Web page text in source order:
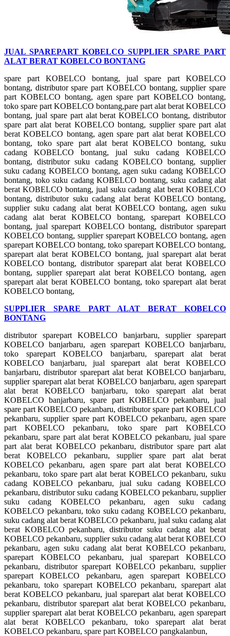
JUAL SPAREPART KOBELCO SUPPLIER SPARE PART
ALAT BERAT KOBELCO BONTANG
spare part KOBELCO bontang, jual spare part KOBELCO
bontang, distributor spare part KOBELCO bontang, supplier spare
part KOBELCO bontang, agen spare part KOBELCO bontang,
toko spare part KOBELCO bontang,pare part alat berat KOBELCO
bontang, jual spare part alat berat KOBELCO bontang, distributor
spare part alat berat KOBELCO bontang, supplier spare part alat
berat KOBELCO bontang, agen spare part alat berat KOBELCO
bontang, toko spare part alat berat KOBELCO bontang, suku
cadang KOBELCO bontang, jual suku cadang KOBELCO
bontang, distributor suku cadang KOBELCO bontang, supplier
suku cadang KOBELCO bontang, agen suku cadang KOBELCO
bontang, toko suku cadang KOBELCO bontang, suku cadang alat
berat KOBELCO bontang, jual suku cadang alat berat KOBELCO
bontang, distributor suku cadang alat berat KOBELCO bontang,
supplier suku cadang alat berat KOBELCO bontang, agen suku
cadang alat berat KOBELCO bontang, sparepart KOBELCO
bontang, jual sparepart KOBELCO bontang, distributor sparepart
KOBELCO bontang, supplier sparepart KOBELCO bontang, agen
sparepart KOBELCO bontang, toko sparepart KOBELCO bontang,
sparepart alat berat KOBELCO bontang, jual sparepart alat berat
KOBELCO bontang, distributor sparepart alat berat KOBELCO
bontang, supplier sparepart alat berat KOBELCO bontang, agen
sparepart alat berat KOBELCO bontang, toko sparepart alat berat
KOBELCO bontang,
SUPPLIER SPARE PART ALAT BERAT KOBELCO
BONTANG
distributor sparepart KOBELCO banjarbaru, supplier sparepart
KOBELCO banjarbaru, agen sparepart KOBELCO banjarbaru,
toko sparepart KOBELCO banjarbaru, sparepart alat berat
KOBELCO banjarbaru, jual sparepart alat berat KOBELCO
banjarbaru, distributor sparepart alat berat KOBELCO banjarbaru,
supplier sparepart alat berat KOBELCO banjarbaru, agen sparepart
alat berat KOBELCO banjarbaru, toko sparepart alat berat
KOBELCO banjarbaru, spare part KOBELCO pekanbaru, jual
spare part KOBELCO pekanbaru, distributor spare part KOBELCO
pekanbaru, supplier spare part KOBELCO pekanbaru, agen spare
part KOBELCO pekanbaru, toko spare part KOBELCO
pekanbaru, spare part alat berat KOBELCO pekanbaru, jual spare
part alat berat KOBELCO pekanbaru, distributor spare part alat
berat KOBELCO pekanbaru, supplier spare part alat berat
KOBELCO pekanbaru, agen spare part alat berat KOBELCO
pekanbaru, toko spare part alat berat KOBELCO pekanbaru, suku
cadang KOBELCO pekanbaru, jual suku cadang KOBELCO
pekanbaru, distributor suku cadang KOBELCO pekanbaru, supplier
suku cadang KOBELCO pekanbaru, agen suku cadang
KOBELCO pekanbaru, toko suku cadang KOBELCO pekanbaru,
suku cadang alat berat KOBELCO pekanbaru, jual suku cadang alat
berat KOBELCO pekanbaru, distributor suku cadang alat berat
KOBELCO pekanbaru, supplier suku cadang alat berat KOBELCO
pekanbaru, agen suku cadang alat berat KOBELCO pekanbaru,
sparepart KOBELCO pekanbaru, jual sparepart KOBELCO
pekanbaru, distributor sparepart KOBELCO pekanbaru, supplier
sparepart KOBELCO pekanbaru, agen sparepart KOBELCO
pekanbaru, toko sparepart KOBELCO pekanbaru, sparepart alat
berat KOBELCO pekanbaru, jual sparepart alat berat KOBELCO
pekanbaru, distributor sparepart alat berat KOBELCO pekanbaru,
supplier sparepart alat berat KOBELCO pekanbaru, agen sparepart
alat berat KOBELCO pekanbaru, toko sparepart alat berat
KOBELCO pekanbaru, spare part KOBELCO pangkalanbun,